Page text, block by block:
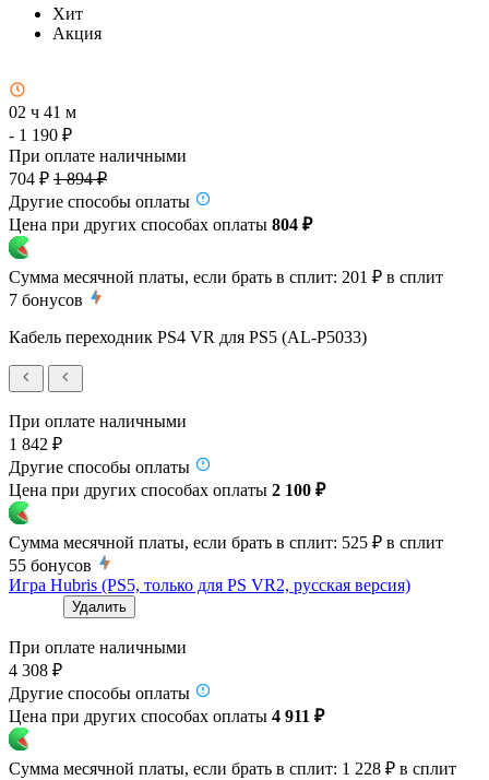
Хит
Акция
02 ч 41 м
- 1 190 ₽
При оплате наличными
704 ₽ 1 894 ₽
Другие способы оплаты
Цена при других способах оплаты 804 ₽
Сумма месячной платы, если брать в сплит: 201 ₽ в сплит
7 бонусов
Кабель переходник PS4 VR для PS5 (AL-P5033)
При оплате наличными
1 842 ₽
Другие способы оплаты
Цена при других способах оплаты 2 100 ₽
Сумма месячной платы, если брать в сплит: 525 ₽ в сплит
55 бонусов
Игра Hubris (PS5, только для PS VR2, русская версия)
Удалить
При оплате наличными
4 308 ₽
Другие способы оплаты
Цена при других способах оплаты 4 911 ₽
Сумма месячной платы, если брать в сплит: 1 228 ₽ в сплит